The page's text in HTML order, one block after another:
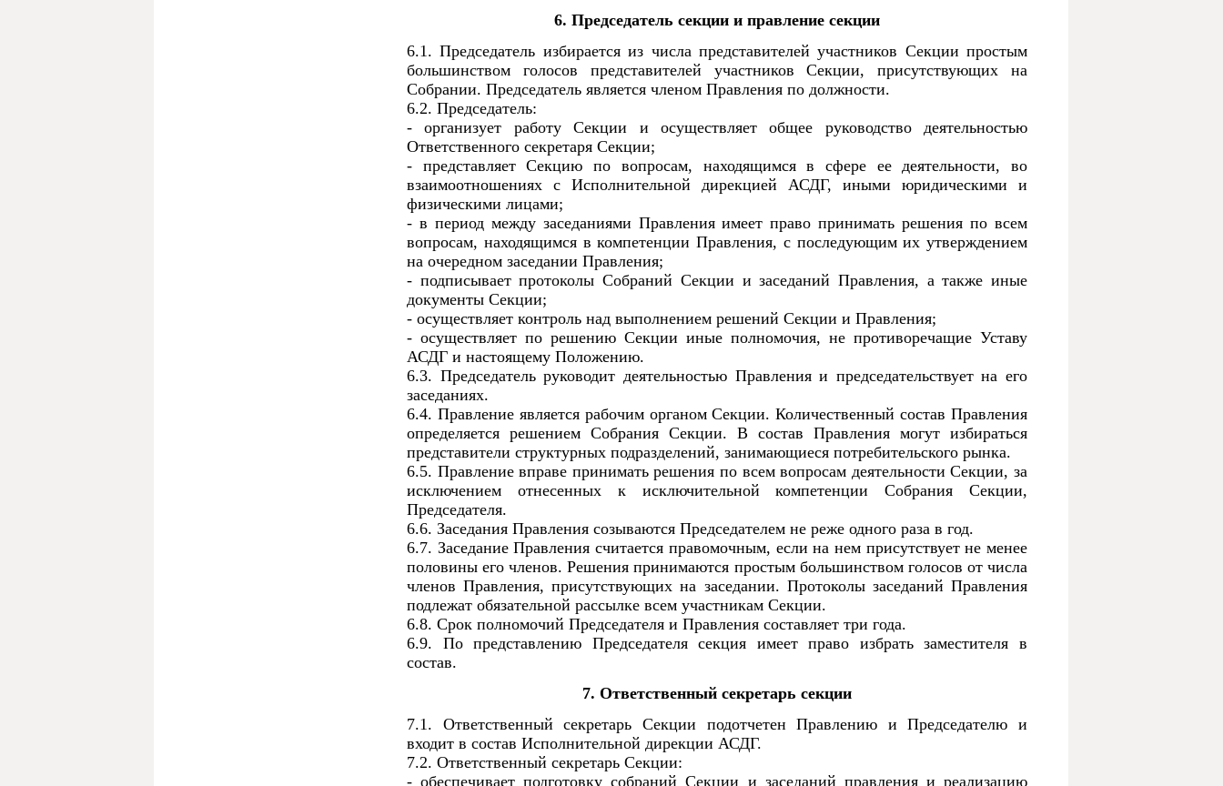
6. Председатель секции и правление секции
6.1. Председатель избирается из числа представителей участников Секции простым
большинством голосов представителей участников Секции, присутствующих на
Собрании. Председатель является членом Правления по должности.
6.2. Председатель:
- организует работу Секции и осуществляет общее руководство деятельностью
Ответственного секретаря Секции;
- представляет Секцию по вопросам, находящимся в сфере ее деятельности, во
взаимоотношениях с Исполнительной дирекцией АСДГ, иными юридическими и
физическими лицами;
- в период между заседаниями Правления имеет право принимать решения по всем
вопросам, находящимся в компетенции Правления, с последующим их утверждением
на очередном заседании Правления;
- подписывает протоколы Собраний Секции и заседаний Правления, а также иные
документы Секции;
- осуществляет контроль над выполнением решений Секции и Правления;
- осуществляет по решению Секции иные полномочия, не противоречащие Уставу
АСДГ и настоящему Положению.
6.3. Председатель руководит деятельностью Правления и председательствует на его
заседаниях.
6.4. Правление является рабочим органом Секции. Количественный состав Правления
определяется решением Собрания Секции. В состав Правления могут избираться
представители структурных подразделений, занимающиеся потребительского рынка.
6.5. Правление вправе принимать решения по всем вопросам деятельности Секции, за
исключением отнесенных к исключительной компетенции Собрания Секции,
Председателя.
6.6. Заседания Правления созываются Председателем не реже одного раза в год.
6.7. Заседание Правления считается правомочным, если на нем присутствует не менее
половины его членов. Решения принимаются простым большинством голосов от числа
членов Правления, присутствующих на заседании. Протоколы заседаний Правления
подлежат обязательной рассылке всем участникам Секции.
6.8. Срок полномочий Председателя и Правления составляет три года.
6.9. По представлению Председателя секция имеет право избрать заместителя в
состав.
7. Ответственный секретарь секции
7.1. Ответственный секретарь Секции подотчетен Правлению и Председателю и
входит в состав Исполнительной дирекции АСДГ.
7.2. Ответственный секретарь Секции:
- обеспечивает подготовку собраний Секции и заседаний правления и реализацию